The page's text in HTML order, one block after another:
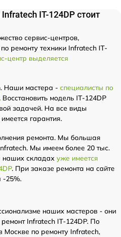
IT-124DP стоит
сервис-центров,
ремонту техники Infratech IT-
центр выделяется
Наши мастера - специалисты по
Восстановить модель IT-124DP
задачей. На все виды
гарантия.
ремонта. Мы большая
Мы имеем более 20 тыс.
наших складах уже имеется
. При заказе ремонта на сайте
-25%.
наших мастеров - они
Infratech IT-124DP. По
по ремонту Infratech,